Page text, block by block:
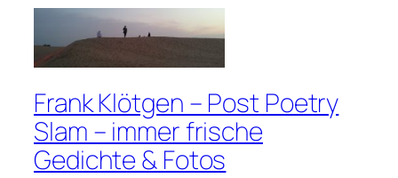
Frank Klötgen – Post Poetry
Slam – immer frische
Gedichte & Fotos